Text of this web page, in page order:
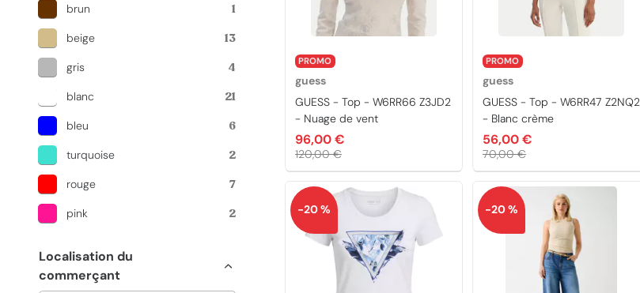
brun 1
beige 13
gris 4
blanc 21
bleu 6
turquoise 2
rouge 7
pink 2
Localisation du
commerçant
PROMO
guess
GUESS - Top - W6RR66 Z3JD2
- Nuage de vent
96,00 €
120,00 €
PROMO
guess
GUESS - Top - W6RR47 Z2NQ2
- Blanc crème
56,00 €
70,00 €
-20 % -20 %